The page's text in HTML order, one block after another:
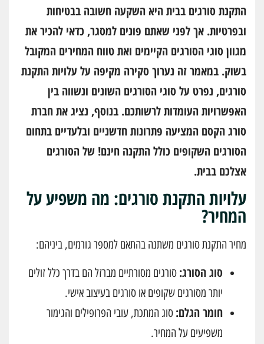
התקנת סורגים בבית היא השקעה חשובה בבטיחות
ובפרטיות. אך לפני שאתם פונים למסגר, כדאי להכיר את
מגוון סוגי הסורגים הקיימים ואת טווח המחירים המקובל
בשוק. במאמר זה נערוך סקירה מקיפה על עלויות התקנת
סורגים, נפרט על סוגי הסורגים השונים ונשווה בין
האפשרויות העומדות לרשותכם. בנוסף, נציג את חברת
סורג הקסם המציעה פתרונות חדשניים ובלעדיים בתחום
הסורגים השקופים כולל התקנה חינם! של הסורגים
אצלכם בבית.
עלויות התקנת סורגים: מה משפיע על
המחיר?
מחיר התקנת סורגים משתנה בהתאם למספר גורמים, ביניהם:
סוג הסורג: סורגים מסורתיים מברזל הם בדרך כלל זולים
יותר מסורגים שקופים או סורגים בעיצוב אישי.
חומר הגלם: סוג המתכת, עובי הפרופילים והגימור
משפיעים על המחיר.